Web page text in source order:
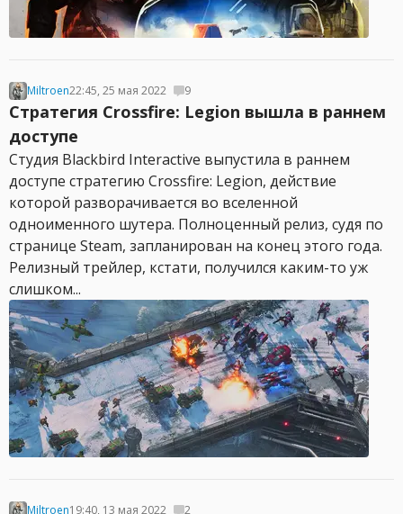
Miltroen22:45, 25 мая 2022 9
Стратегия Crossfire: Legion вышла в раннем
доступе
Студия Blackbird Interactive выпустила в раннем
доступе стратегию Crossfire: Legion, действие
которой разворачивается во вселенной
одноименного шутера. Полноценный релиз, судя по
странице Steam, запланирован на конец этого года.
Релизный трейлер, кстати, получился каким-то уж
слишком...
Miltroen19:40, 13 мая 2022 2